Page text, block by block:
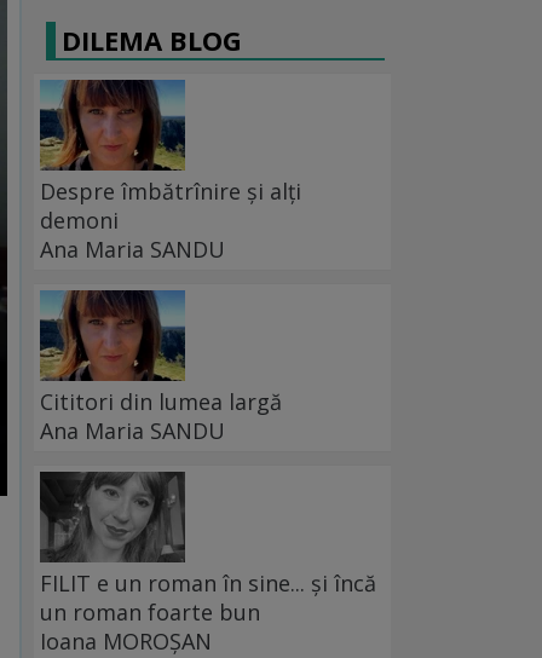
DILEMA BLOG
Despre îmbătrînire și alți
demoni
Ana Maria SANDU
Cititori din lumea largă
Ana Maria SANDU
FILIT e un roman în sine... și încă
un roman foarte bun
Ioana MOROȘAN